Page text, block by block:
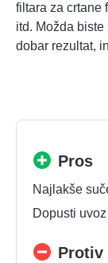
filtara za crtane
itd. Možda
dobar rezultat,
Pros
Najlakše
Dopusti
Protiv